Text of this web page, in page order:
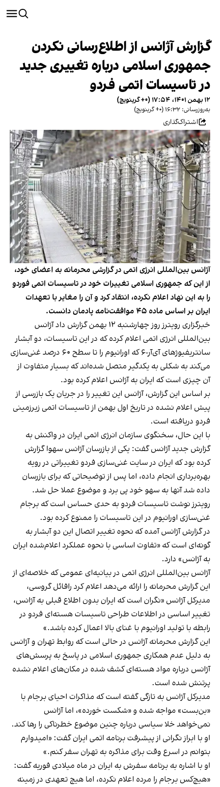
گزارش آژانس از اطلاع‌رسانی نکردن
جمهوری اسلامی درباره تغییری جدید
در تاسیسات اتمی فردو
۱۲ بهمن ۱۴۰۱، ۱۷:۵۴ (‎+۰ گرینویچ)
به‌روزرسانی: ۱۶:۳۲ (‎+۰ گرینویچ)
اشتراک‌گذاری
آژانس بین‌المللی انرژی اتمی در گزارشی محرمانه به اعضای خود،
از این که جمهوری اسلامی تغییرات خود در تاسیسات اتمی فوردو
را به این نهاد اعلام نکرده، انتقاد کرد و آن را مغایر با تعهدات
ایران بر اساس ماده ۴۵ موافقت‌نامه پادمان دانست.
خبرگزاری رویترز روز چهارشنبه ۱۲ بهمن گزارش داد آژانس
بین‌المللی انرژی اتمی اعلام کرده که در این تاسیسات، دو آبشار
سانتریفیوژهای آ‌ی‌آر-۶ که اورانیوم را تا سطح ۶۰ درصد غنی‌سازی
می‌کند به شکلی به یکدگیر متصل شده‌اند که بسیار متفاوت از
آن چیزی است که ایران به آژانس اعلام کرده بود.
بر اساس این گزارش، آژانس این تغییر را در جریان یک بازرسی از
پیش اعلام نشده در تاریخ اول بهمن از تاسیسات اتمی زیرزمینی
فردو دریافته است.
با این حال، سخنگوی سازمان انرژی اتمی ایران در واکنش به
گزارش جدید آژانس گفت: یکی از بازرسان آژانس سهوا گزارش
کرده بود که ایران در سایت غنی‌سازی فردو تغییراتی در رویه
بهره‌برداری انجام داده، اما پس از توضیحاتی که برای بازرسان
داده شد آنها به سهو خود پی برد و موضوع عملا حل شد.
رویترز نوشت تاسیسات فردو به حدی حساس است که برجام
غنی‌سازی اورانیوم در این تاسیسات را ممنوع کرده بود.
در گزارش آژانس آمده که نحوه تغییر اتصال این دو آبشار به
گونه‌ای است که «تفاوت اساسی با نحوه عملکرد اعلام‌شده ایران
به آژانس» دارد.
آژانس بین‌المللی انرژی اتمی در بیانیه‌ای عمومی که خلاصه‌ای از
این گزارش محرمانه را ارائه می‌دهد اعلام کرد رافائل گروسی،
مدیرکل آژانس «نگران است که ایران بدون اطلاع قبلی به آژانس،
تغییر اساسی در اطلاعات طراحی تاسیسات هسته‌ای فردو در
رابطه با تولید اورانیوم با غنای بالا اعمال کرده باشد.»
این گزارش محرمانه آژانس در حالی است که روابط تهران و آژانس
به دلیل عدم همکاری جمهوری اسلامی در پاسخ به پرسش‌های
آژانس درباره مواد هسته‌ای کشف شده در مکان‌های اعلام نشده
پرتنش شده است.
مدیرکل آژانس به تازگی گفته است که مذاکرات احیای برجام با
«بن‌بست» مواجه شده و «شکست خورده»، اما آژانس
نمی‌خواهد خلا سیاسی درباره چنین موضوع خطرناکی را رها کند.
او با ابراز نگرانی از پیشرفت برنامه اتمی ایران گفت: «امیدوارم
بتوانم در اسرع وقت برای مذاکره به تهران سفر کنم.»
او با اشاره به برنامه سفرش به ایران در ماه میلادی فوریه گفت:
«هیچ‌کس برجام را مرده اعلام نکرده، اما هیچ تعهدی در زمینه